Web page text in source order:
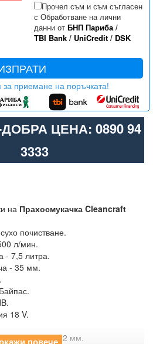
Прочел съм и съм съгласен
с Обработване на лични
данни от БНП Париба/
TBI Bank/ UniCredit/ DSK
приемане на поръчката!
ЦЕНА: 0890 94
3333
на Прахосмукачка Cleancraft
почистване.
л/мин.
- 7,5 литра.
- 35 мм.
18 V.
410 х 256 х 322 мм.